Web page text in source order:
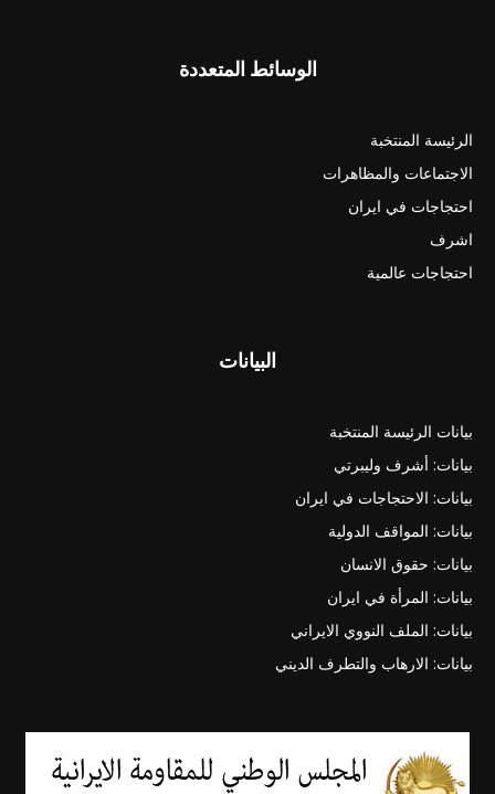
الوسائط المتعددة
الرئيسة المنتخبة
الاجتماعات والمظاهرات
احتجاجات في ايران
اشرف
احتجاجات عالمية
البيانات
بيانات الرئيسة المنتخبة
بيانات: أشرف وليبرتي
بيانات: الاحتجاجات في ايران
بيانات: المواقف الدولية
بيانات: حقوق الانسان
بيانات: المرأة في ايران
بيانات: الملف النووي الايراني
بيانات: الارهاب والتطرف الديني